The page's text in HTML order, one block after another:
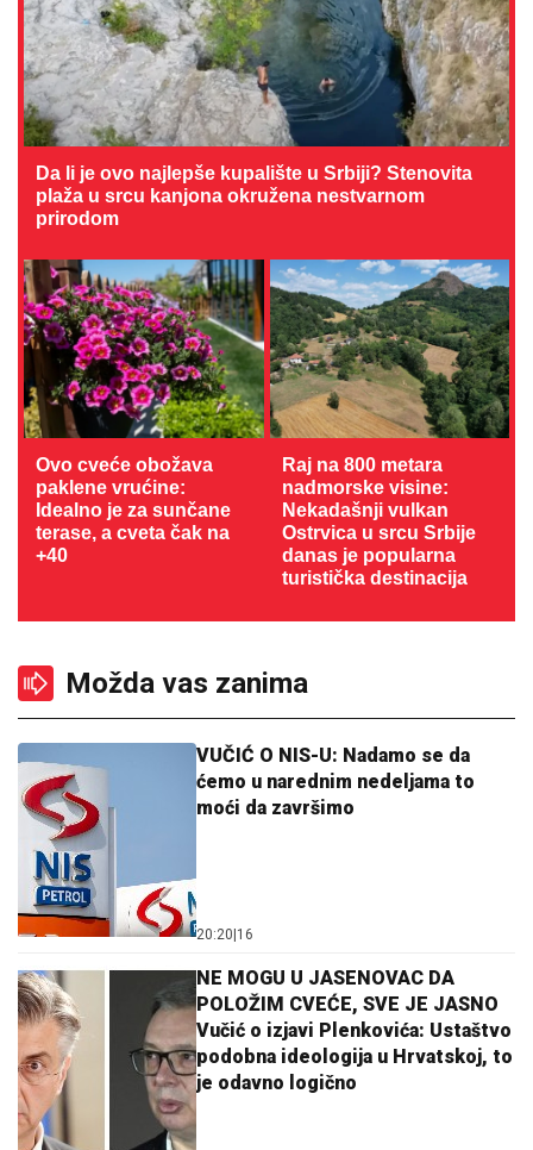
Da li je ovo najlepše kupalište u Srbiji? Stenovita
plaža u srcu kanjona okružena nestvarnom
prirodom
Ovo cveće obožava
paklene vrućine:
Idealno je za sunčane
terase, a cveta čak na
+40
Raj na 800 metara
nadmorske visine:
Nekadašnji vulkan
Ostrvica u srcu Srbije
danas je popularna
turistička destinacija
Možda vas zanima
VUČIĆ O NIS-U: Nadamo se da
ćemo u narednim nedeljama to
moći da završimo
20:20 16
NE MOGU U JASENOVAC DA
POLOŽIM CVEĆE, SVE JE JASNO
Vučić o izjavi Plenkovića: Ustaštvo
podobna ideologija u Hrvatskoj, to
je odavno logično